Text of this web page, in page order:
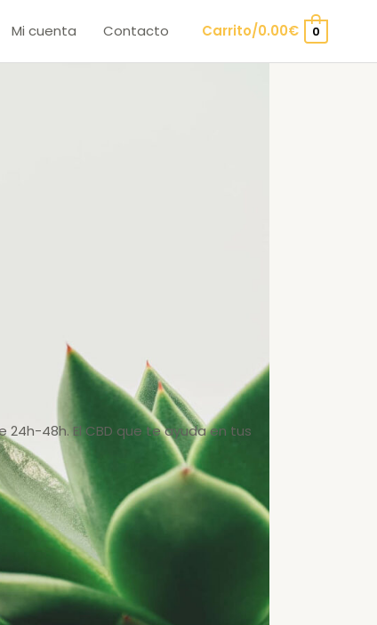
Mi cuenta Contacto Carrito/0.00€ 0
48h. El CBD que te ayuda en tus